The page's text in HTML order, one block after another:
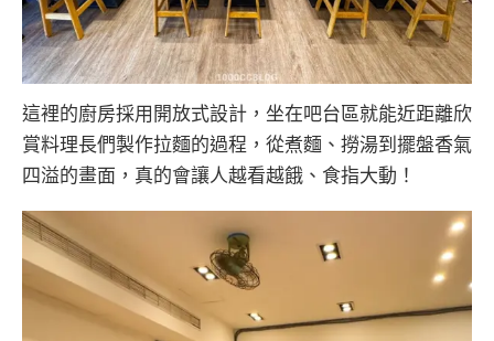
這裡的廚房採用開放式設計，坐在吧台區就能近距離欣
賞料理長們製作拉麵的過程，從煮麵、撈湯到擺盤香氣
四溢的畫面，真的會讓人越看越餓、食指大動！